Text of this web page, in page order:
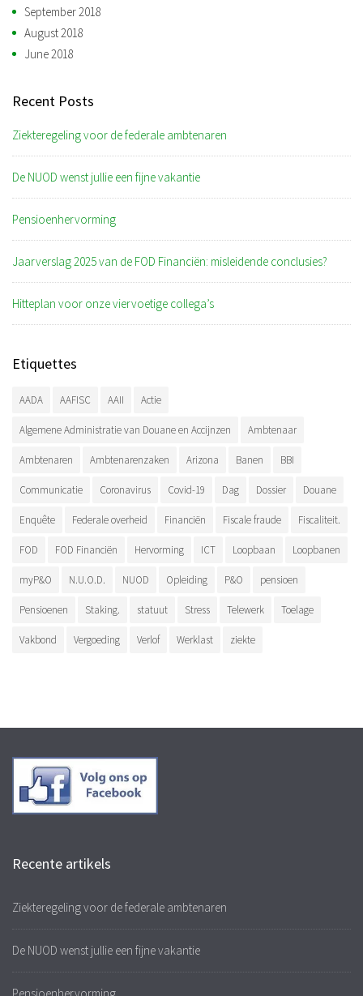
September 2018
August 2018
June 2018
Recent Posts
Ziekteregeling voor de federale ambtenaren
De NUOD wenst jullie een fijne vakantie
Pensioenhervorming
Jaarverslag 2025 van de FOD Financiën: misleidende conclusies?
Hitteplan voor onze viervoetige collega’s
Etiquettes
AADA AAFISC AAII Actie
Algemene Administratie van Douane en Accijnzen Ambtenaar
Ambtenaren Ambtenarenzaken Arizona Banen BBI
Communicatie Coronavirus Covid-19 Dag Dossier Douane
Enquête Federale overheid Financiën Fiscale fraude Fiscaliteit.
FOD FOD Financiën Hervorming ICT Loopbaan Loopbanen
myP&O N.U.O.D. NUOD Opleiding P&O pensioen
Pensioenen Staking. statuut Stress Telewerk Toelage
Vakbond Vergoeding Verlof Werklast ziekte
Recente artikels
Ziekteregeling voor de federale ambtenaren
De NUOD wenst jullie een fijne vakantie